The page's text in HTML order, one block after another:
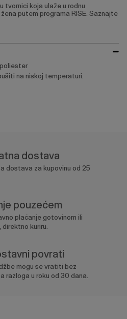
tvornici koja ulaže u rodnu
putem programa RISE. Saznajte
na niskoj temperaturi.
dostava
dostava za kupovinu od 25
pouzećem
plaćanje gotovinom ili
kuriru.
povrati
mogu se vratiti bez
razloga u roku od 30 dana.